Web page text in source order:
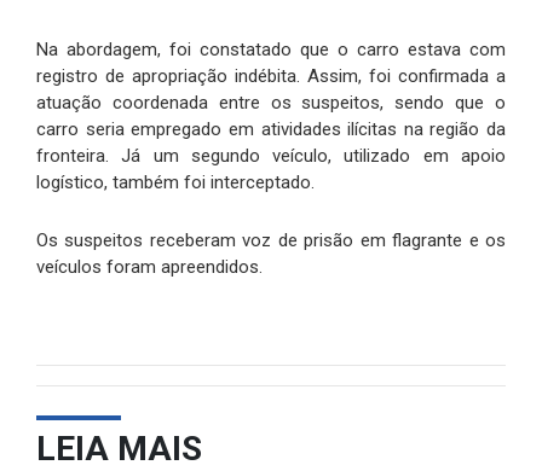
Na abordagem, foi constatado que o carro estava com
registro de apropriação indébita. Assim, foi confirmada a
atuação coordenada entre os suspeitos, sendo que o
carro seria empregado em atividades ilícitas na região da
fronteira. Já um segundo veículo, utilizado em apoio
logístico, também foi interceptado.
Os suspeitos receberam voz de prisão em flagrante e os
veículos foram apreendidos.
LEIA MAIS